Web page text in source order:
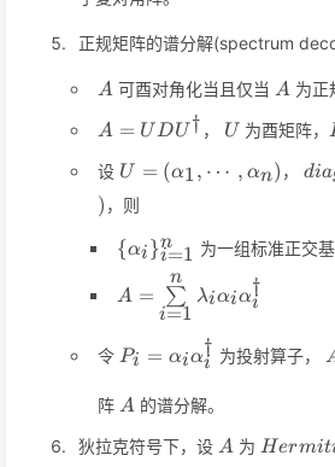
正规矩阵的谱分解(spectrum
A
A 可酉对角化当且仅当 A
A 为正
A=UDU^\dagger
A = U DU † ， U
U 为酉矩阵，
设 U=
U = (α1, ⋯ , αn) ， dia
) ，则
\
{\alpha_i\}_{i=1}^n
{αi }i=1
n 为一组标准正交基
A=\sum\limits_{i=1}^n
A =
i=1
∑
n
λiαiαi
†
令 Pi = αiαi
† 为投射算子，
阵 A
A 的谱分解。
狄拉克符号下，设 A
A 为 Hermit